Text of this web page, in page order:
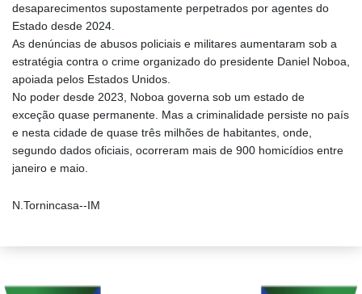
desaparecimentos supostamente perpetrados por agentes do
Estado desde 2024.
As denúncias de abusos policiais e militares aumentaram sob a
estratégia contra o crime organizado do presidente Daniel Noboa,
apoiada pelos Estados Unidos.
No poder desde 2023, Noboa governa sob um estado de
exceção quase permanente. Mas a criminalidade persiste no país
e nesta cidade de quase três milhões de habitantes, onde,
segundo dados oficiais, ocorreram mais de 900 homicídios entre
janeiro e maio.
N.Tornincasa--IM